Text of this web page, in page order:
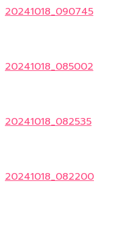
20241018_090745
20241018_085002
20241018_082535
20241018_082200